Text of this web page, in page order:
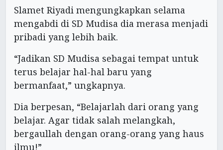
Slamet Riyadi mengungkapkan selama
mengabdi di SD Mudisa dia merasa menjadi
pribadi yang lebih baik.
“Jadikan SD Mudisa sebagai tempat untuk
terus belajar hal-hal baru yang
bermanfaat,” ungkapnya.
Dia berpesan, “Belajarlah dari orang yang
belajar. Agar tidak salah melangkah,
bergaullah dengan orang-orang yang haus
ilmu!”